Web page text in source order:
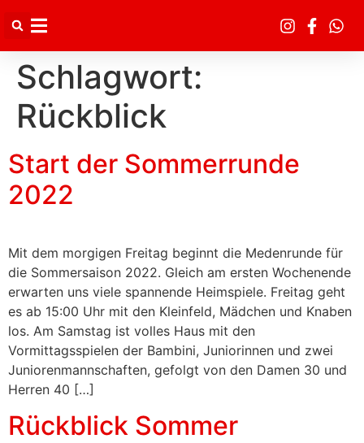
springen
Schlagwort:
Rückblick
Start der Sommerrunde
2022
Mit dem morgigen Freitag beginnt die Medenrunde für
die Sommersaison 2022. Gleich am ersten Wochenende
erwarten uns viele spannende Heimspiele. Freitag geht
es ab 15:00 Uhr mit den Kleinfeld, Mädchen und Knaben
los. Am Samstag ist volles Haus mit den
Vormittagsspielen der Bambini, Juniorinnen und zwei
Juniorenmannschaften, gefolgt von den Damen 30 und
Herren 40 […]
Rückblick Sommer